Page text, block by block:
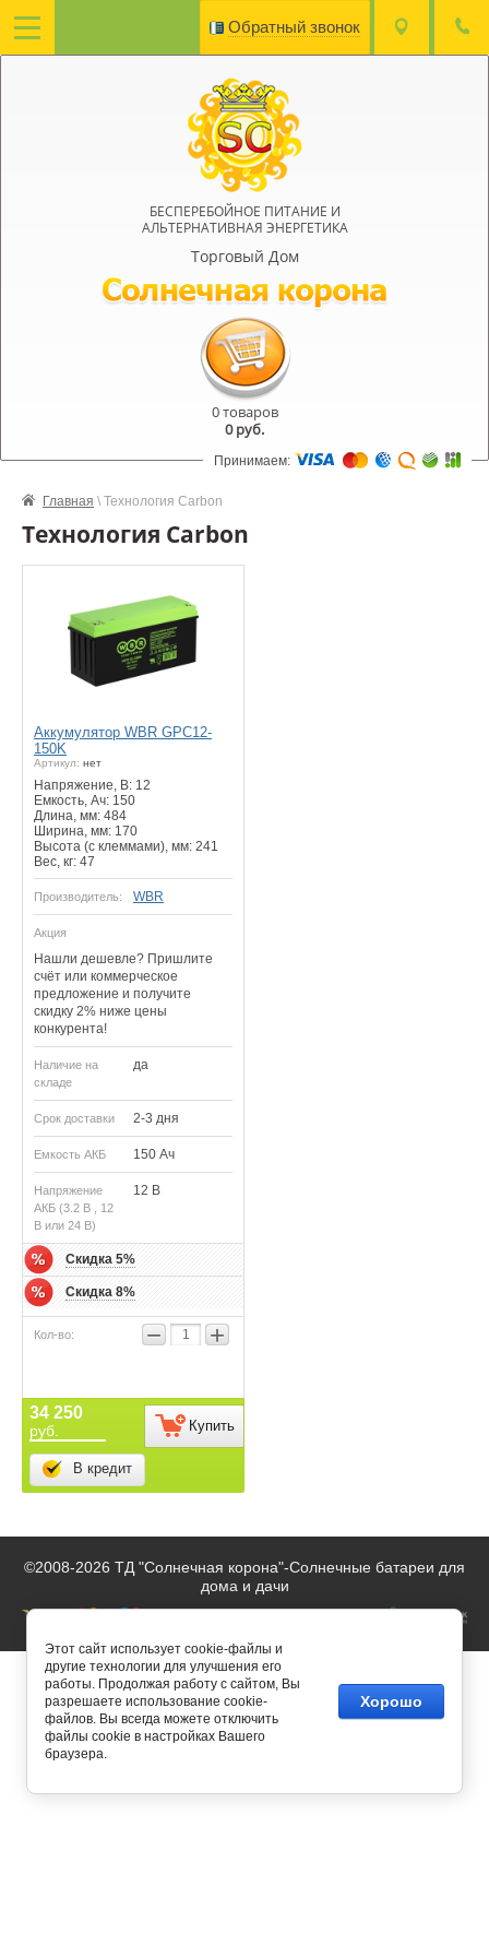
БЕСПЕРЕБОЙНОЕ ПИТАНИЕ И
АЛЬТЕРНАТИВНАЯ ЭНЕРГЕТИКА
Торговый Дом
Обратный звонок
0 товаров
0руб.
Принимаем:
Главная \ Технология Carbon
Технология Carbon
Аккумулятор WBR GPC12-
150K
Артикул: нет
Напряжение, B: 12
Емкость, Ач: 150
Длина, мм: 484
Ширина, мм: 170
Высота (с клеммами), мм: 241
Вес, кг: 47
Производитель: WBR
Акция
Нашли дешевле? Пришлите
счёт или коммерческое
предложение и получите
скидку 2% ниже цены
конкурента!
Наличие на
складе
да
Срок доставки 2-3 дня
Емкость АКБ 150 Ач
Напряжение
АКБ (3.2 В , 12
В или 24 В)
12 В
Скидка 5%
Скидка 8%
− +
34 250
руб. Купить
В кредит
©2008-2026 ТД "Солнечная корона"-Солнечные батареи для
дома и дачи
Этот сайт использует cookie-файлы и
другие технологии для улучшения его
работы. Продолжая работу с сайтом, Вы
разрешаете использование cookie-
файлов. Вы всегда можете отключить
файлы cookie в настройках Вашего
браузера.
Хорошо